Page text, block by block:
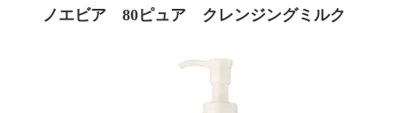
ノエビア 80ピュア クレンジングミルク